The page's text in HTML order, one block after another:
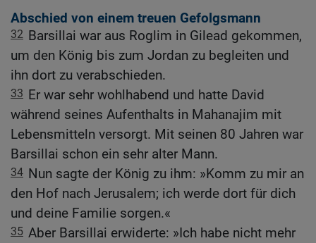
Abschied von einem treuen Gefolgsmann
32 Barsillai war aus Roglim in Gilead gekommen,
um den König bis zum Jordan zu begleiten und
ihn dort zu verabschieden.
33 Er war sehr wohlhabend und hatte David
während seines Aufenthalts in Mahanajim mit
Lebensmitteln versorgt. Mit seinen 80 Jahren war
Barsillai schon ein sehr alter Mann.
34 Nun sagte der König zu ihm: »Komm zu mir an
den Hof nach Jerusalem; ich werde dort für dich
und deine Familie sorgen.«
35 Aber Barsillai erwiderte: »Ich habe nicht mehr